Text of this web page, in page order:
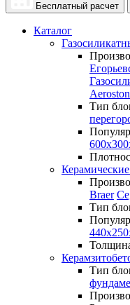
Бесплатный расчет
Каталог
Тип
Braer
Тип
Тип